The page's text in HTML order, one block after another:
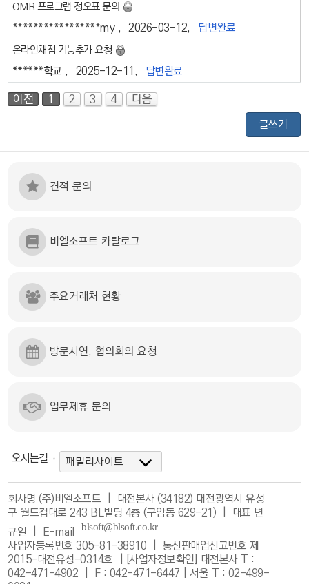
OMR 프로그램 정오표 문의
*****************my 2026-03-12 답변완료
온라인채점 기능추가 요청
******학교 2025-12-11 답변완료
이전 1 2 3 4 다음
글쓰기
견적 문의
비엘소프트 카탈로그
주요거래처 현황
방문시연, 협의회의 요청
업무제휴 문의
오시는길
회사명 (주)비엘소프트 | 대전본사 (34182) 대전광역시 유성
구 월드컵대로 243 BL빌딩 4층 (구암동 629-21) | 대표 변
규일 |
E-mail
사업자등록번호 305-81-38910 | 통신판매업신고번호 제
2015-대전유성-0314호 |
[사업자정보확인]
대전본사 T :
042-471-4902 | F : 042-471-6447 | 서울 T : 02-499-